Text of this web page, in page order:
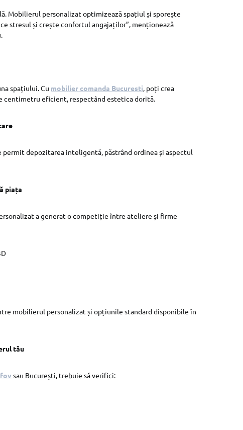
Mobilierul personalizat optimizează spațiul și sporește
stresul și crește confortul angajaților”, menționează
spațiului. Cu mobilier comanda Bucuresti, poți crea
centimetru eficient, respectând estetica dorită.
depozitarea inteligentă, păstrând ordinea și aspectul
piața
a generat o competiție între ateliere și firme
mobilierul personalizat și opțiunile standard disponibile în
tău
sau București, trebuie să verifici: